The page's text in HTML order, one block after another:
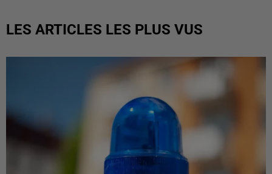
LES ARTICLES LES PLUS VUS